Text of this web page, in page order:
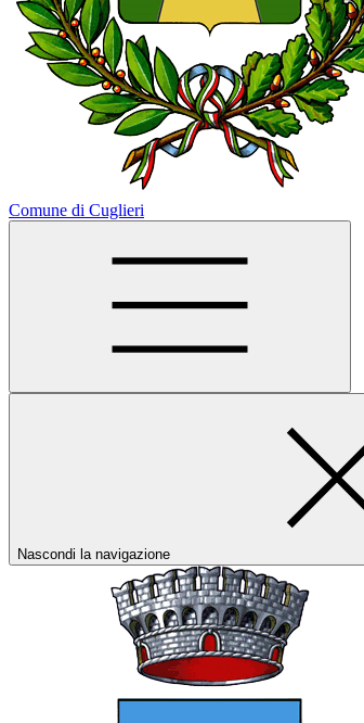
Comune di Cuglieri
Nascondi la navigazione